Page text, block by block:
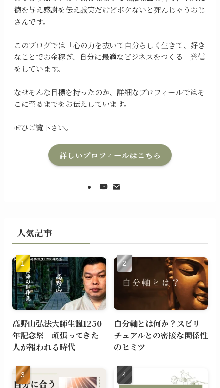
徳を与え感謝を伝え誠実だけどボケないと死んじゃうおじ
さんです。
このブログでは「心の力を抜いて自分らしく生きて、好き
なことでお金稼ぎ、自分に最適なビジネスをつくる」発信
をしています。
なぜそんな目標を持ったのか、詳細なプロフィールではそ
こに至るまでをお伝えしています。
ぜひご覧下さい。
詳しいプロフィールはこちら
人気記事
高野山弘法大師生誕1250
年記念祭「頑張ってきた
人が報われる時代」
自分軸とは何か？スピリ
チュアルとの密接な関係性
のヒミツ